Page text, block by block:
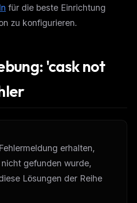
für die beste Einrichtung
zu konfigurieren.
'cask not
erhalten,
gefunden wurde,
Lösungen der Reihe
for AI builders
the weekly digest